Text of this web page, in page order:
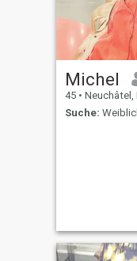
Michel
45 • Neuchâtel,
Suche: